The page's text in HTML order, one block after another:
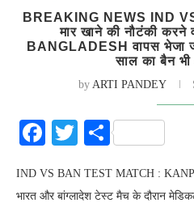
BREAKING NEWS IND
मार खाने की नौटंकी करने
BANGLADESH वापस भेजा
साल का बैन
by ARTI PANDEY
Facebook
Twitter
Share
IND VS BAN TEST MATCH :
भारत और बांग्लादेश टेस्ट मैच के दौरान